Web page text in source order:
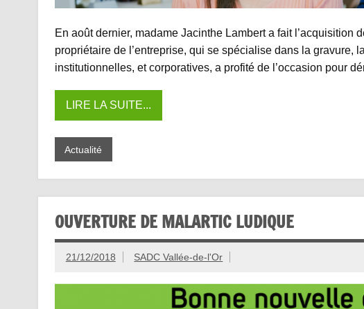
En août dernier, madame Jacinthe Lambert a fait l’acquisition
propriétaire de l’entreprise, qui se spécialise dans la gravure,
institutionnelles, et corporatives, a profité de l’occasion pour
LIRE LA SUITE...
Actualité
OUVERTURE DE MALARTIC LUDIQUE
21/12/2018 SADC Vallée-de-l'Or